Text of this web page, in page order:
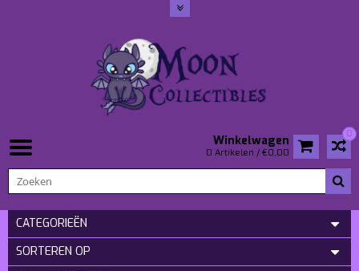
0
Winkelwagen
0 Artikelen / €0,00
CATEGORIEËN
SORTEREN OP